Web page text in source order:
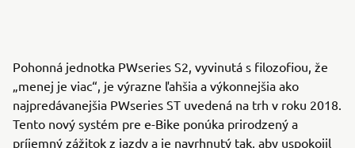
Pohonná jednotka PWseries S2, vyvinutá s filozofiou, že
„menej je viac“, je výrazne ľahšia a výkonnejšia ako
najpredávanejšia PWseries ST uvedená na trh v roku 2018.
Tento nový systém pre e-Bike ponúka prirodzený a
príjemný zážitok z jazdy a je navrhnutý tak, aby uspokojil